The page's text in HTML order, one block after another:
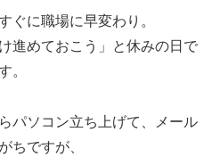
ぐに職場に早変わり。
進めておこう」と休みの日で
。
パソコン立ち上げて、メール
ちですが、